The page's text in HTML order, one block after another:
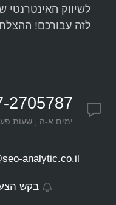
לשיווק
לזה עבורכם!
2705787
ימים א-ה , שעות פעילות
analytic.co.il
בקש